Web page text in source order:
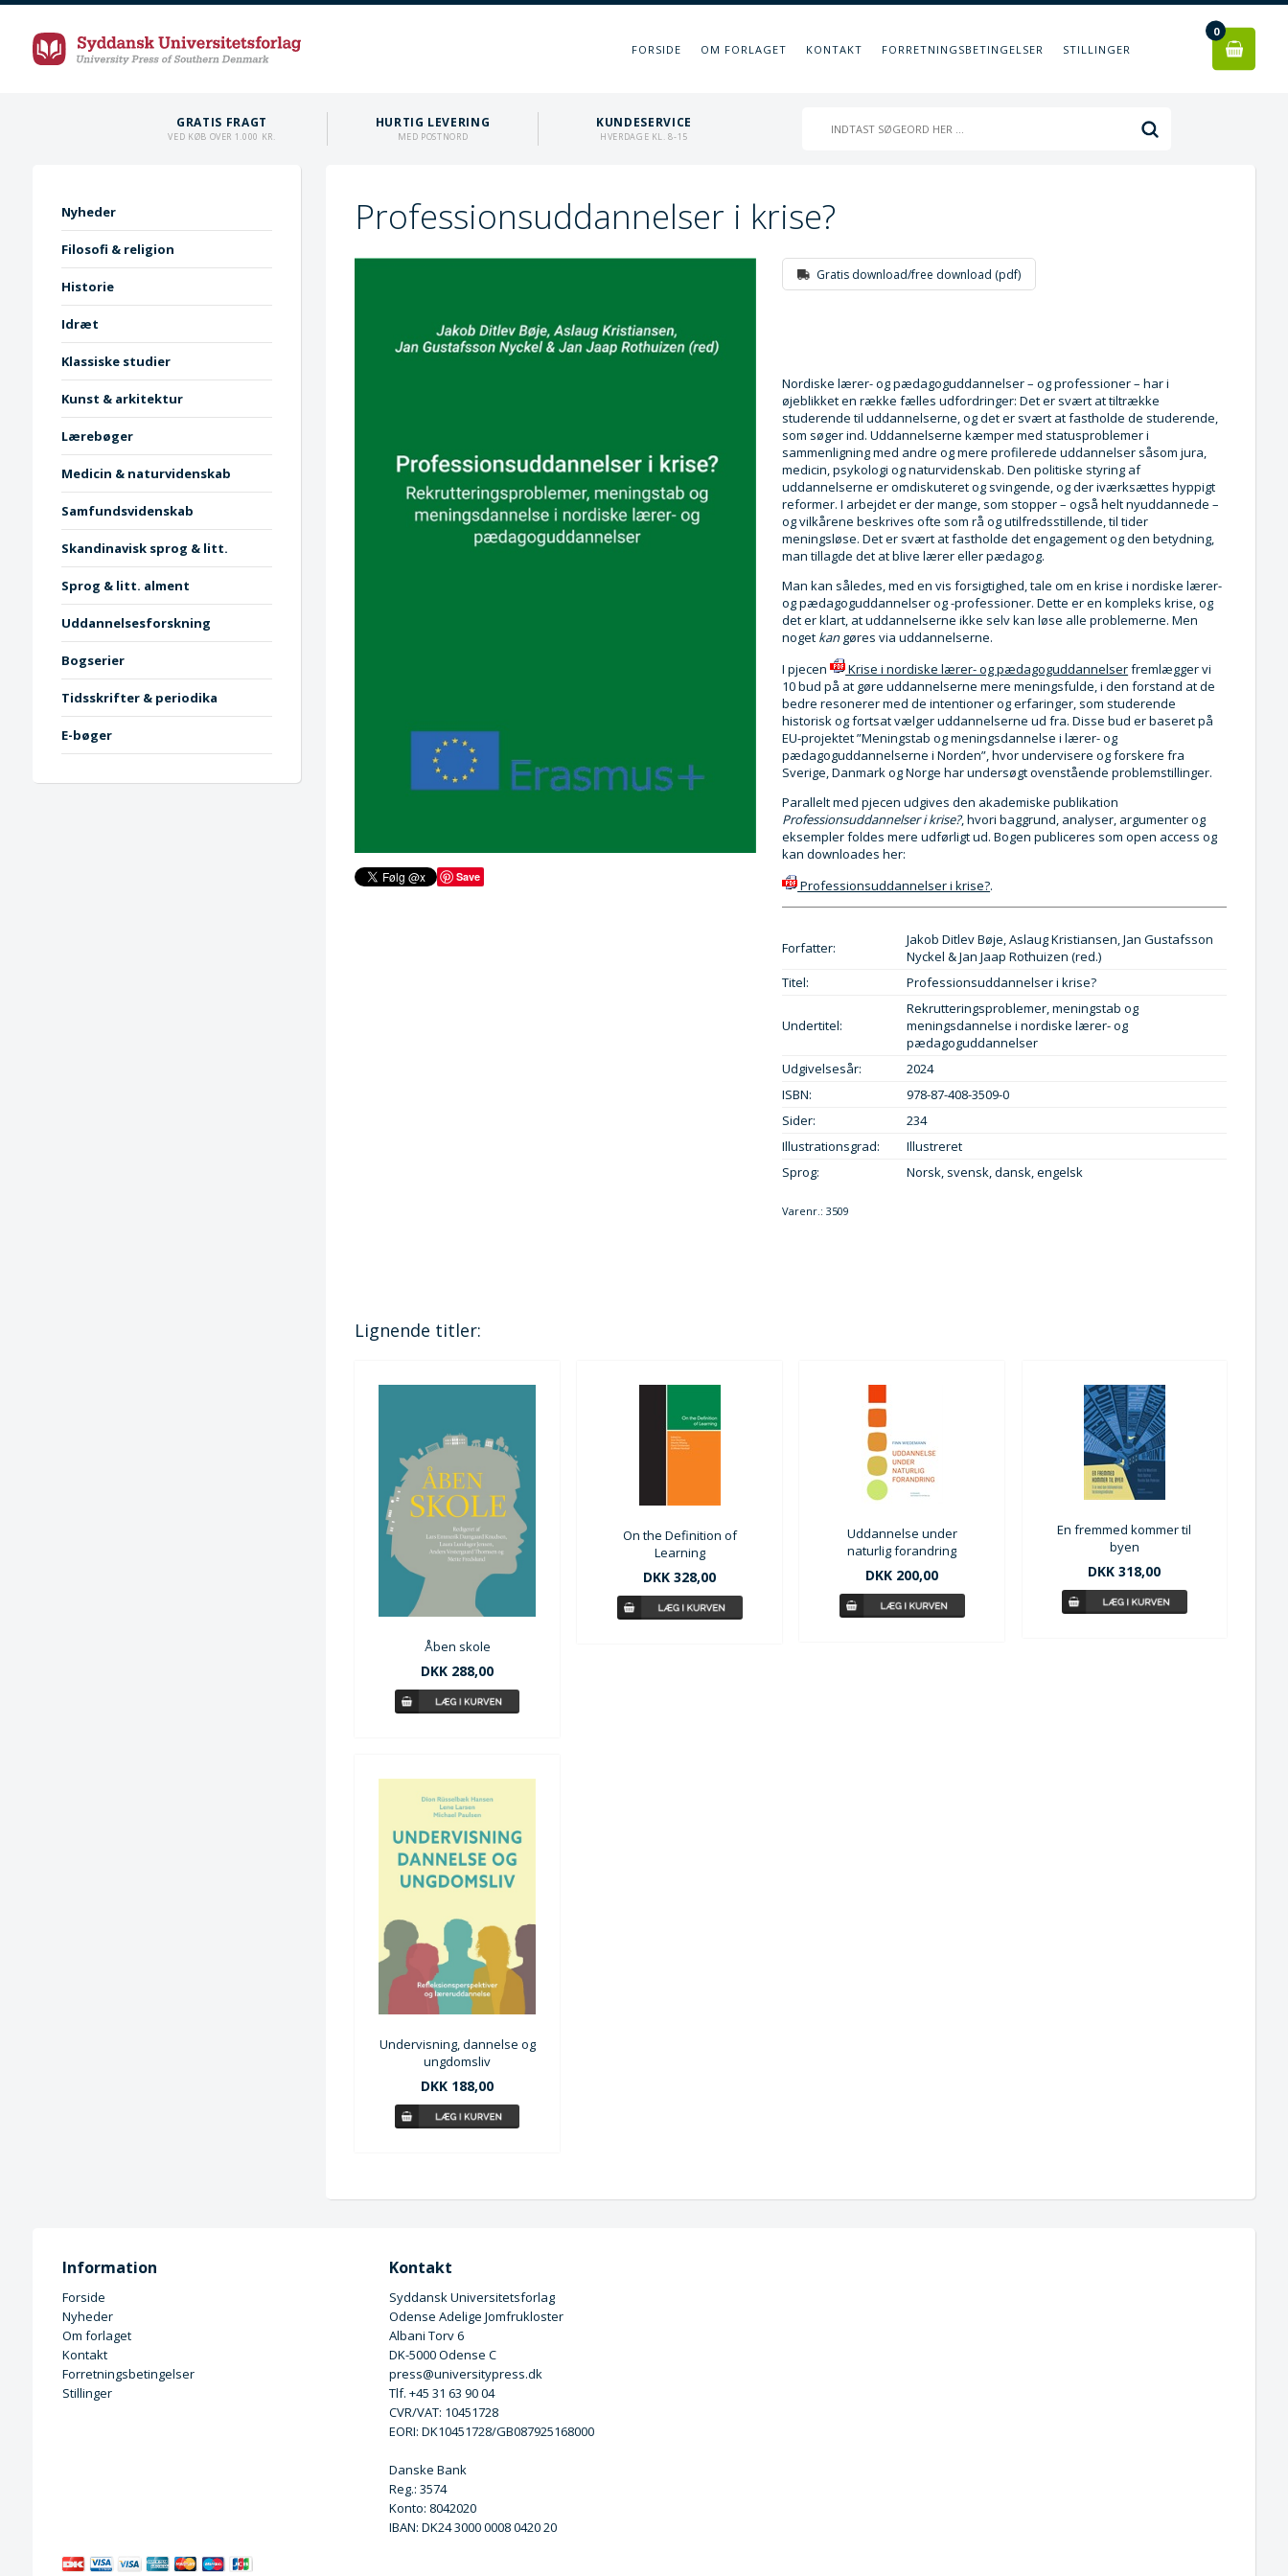
FORSIDE OM FORLAGET KONTAKT FORRETNINGSBETINGELSER STILLINGER
0
GRATIS FRAGT
VED KØB OVER 1.000 KR.
HURTIG LEVERING
MED POSTNORD
KUNDESERVICE
HVERDAGE KL. 8-15
Nyheder
Filosofi & religion
Historie
Idræt
Klassiske studier
Kunst & arkitektur
Lærebøger
Medicin & naturvidenskab
Samfundsvidenskab
Skandinavisk sprog & litt.
Sprog & litt. alment
Uddannelsesforskning
Bogserier
Tidsskrifter & periodika
E-bøger
Professionsuddannelser i krise?
Save
Gratis download/free download (pdf)
Nordiske lærer- og pædagoguddannelser – og professioner – har i
øjeblikket en række fælles udfordringer: Det er svært at tiltrække
studerende til uddannelserne, og det er svært at fastholde de studerende,
som søger ind. Uddannelserne kæmper med statusproblemer i
sammenligning med andre og mere profilerede uddannelser såsom jura,
medicin, psykologi og naturvidenskab. Den politiske styring af
uddannelserne er omdiskuteret og svingende, og der iværksættes hyppigt
reformer. I arbejdet er der mange, som stopper – også helt nyuddannede –
og vilkårene beskrives ofte som rå og utilfredsstillende, til tider
meningsløse. Det er svært at fastholde det engagement og den betydning,
man tillagde det at blive lærer eller pædagog.
Man kan således, med en vis forsigtighed, tale om en krise i nordiske lærer-
og pædagoguddannelser og -professioner. Dette er en kompleks krise, og
det er klart, at uddannelserne ikke selv kan løse alle problemerne. Men
noget kangøres via uddannelserne.
I pjecen
Krise i nordiske lærer- og pædagoguddannelserfremlægger vi
10 bud på at gøre uddannelserne mere meningsfulde, i den forstand at de
bedre resonerer med de intentioner og erfaringer, som studerende
historisk og fortsat vælger uddannelserne ud fra. Disse bud er baseret på
EU-projektet ”Meningstab og meningsdannelse i lærer- og
pædagoguddannelserne i Norden”, hvor undervisere og forskere fra
Sverige, Danmark og Norge har undersøgt ovenstående problemstillinger.
Parallelt med pjecen udgives den akademiske publikation
Professionsuddannelser i krise?, hvori baggrund, analyser, argumenter og
eksempler foldes mere udførligt ud. Bogen publiceres som open access og
kan downloades her:
Professionsuddannelser i krise?.
Forfatter:
Jakob Ditlev Bøje, Aslaug Kristiansen, Jan Gustafsson
Nyckel & Jan Jaap Rothuizen (red.)
Titel:
Professionsuddannelser i krise?
Undertitel:
Rekrutteringsproblemer, meningstab og
meningsdannelse i nordiske lærer- og
pædagoguddannelser
Udgivelsesår:
2024
ISBN:
978-87-408-3509-0
Sider:
234
Illustrationsgrad:
Illustreret
Sprog:
Norsk, svensk, dansk, engelsk
Varenr.:3509
Lignende titler:
Åben skole
DKK 288,00
On the Definition of
Learning
DKK 328,00
Uddannelse under
naturlig forandring
DKK 200,00
En fremmed kommer til
byen
DKK 318,00
Undervisning, dannelse og
ungdomsliv
DKK 188,00
Information
Forside
Nyheder
Om forlaget
Kontakt
Forretningsbetingelser
Stillinger
Kontakt
Syddansk Universitetsforlag
Odense Adelige Jomfrukloster
Albani Torv 6
DK-5000 Odense C
press@universitypress.dk
Tlf. +45 31 63 90 04
CVR/VAT: 10451728
EORI: DK10451728/GB087925168000
Danske Bank
Reg.: 3574
Konto: 8042020
IBAN: DK24 3000 0008 0420 20